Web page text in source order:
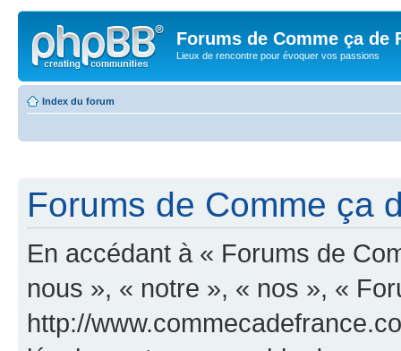
Forums de Comme ça de
Lieux de rencontre pour évoquer vos passions
Index du forum
Forums de Comme ça
En accédant à « Forums de
nous », « notre », « nos », «
http://